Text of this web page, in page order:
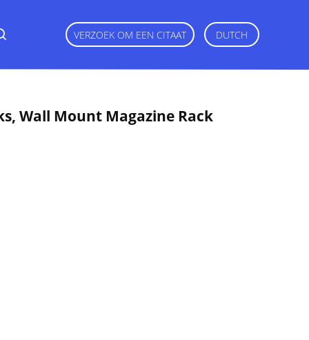
VERZOEK OM EEN CITAAT DUTCH
Wall Mount Magazine Rack